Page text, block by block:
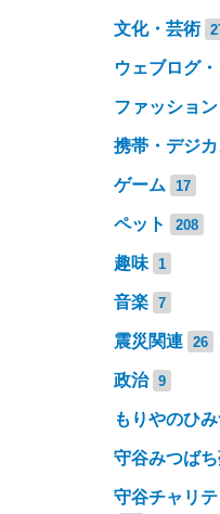
文化・芸術
ウェブログ
ファッショ
携帯・デジカ
ゲーム 17
ペット 208
趣味 1
音楽 7
震災関連 26
政治 9
もりやのひ
守谷みつば
守谷チャリ